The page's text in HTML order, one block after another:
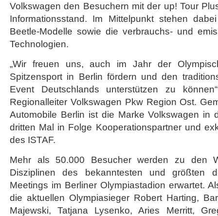
Volkswagen den Besuchern mit der up! Tour
Informationsstand. Im Mittelpunkt stehen
Beetle-Modelle sowie die verbrauchs- und
Technologien.
„Wir freuen uns, auch im Jahr der
Spitzensport in Berlin fördern und den
Event Deutschlands unterstützen zu
Regionalleiter Volkswagen Pkw Region Ost.
Automobile Berlin ist die Marke Volkswagen in
dritten Mal in Folge Kooperationspartner und
des ISTAF.
Mehr als 50.000 Besucher werden zu den
Disziplinen des bekanntesten und größten
Meetings im Berliner Olympiastadion erwartet.
die aktuellen Olympiasieger Robert Harting,
Majewski, Tatjana Lysenko, Aries Merritt,